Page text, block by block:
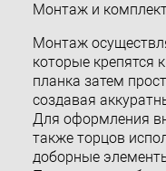
Монтаж и
Монтаж
которые крепятся
планка затем
создавая
Для оформления
также торцов
доборные